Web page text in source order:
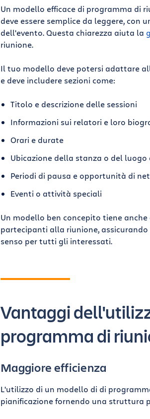
Un modello efficace di programma di
deve essere semplice da leggere,
dell'evento. Questa chiarezza aiuta la
riunione.
Il tuo modello deve potersi adattare
e deve includere sezioni come:
Titolo e descrizione delle sessioni
Informazioni sui relatori e loro
Orari e durate
Ubicazione della stanza o del luogo
Periodi di pausa e opportunità di
Eventi o attività speciali
Un modello ben concepito tiene
partecipanti alla riunione,
senso per tutti gli interessati.
Vantaggi
programma di
Maggiore efficienza
L'utilizzo di un modello di di
pianificazione fornendo una struttura